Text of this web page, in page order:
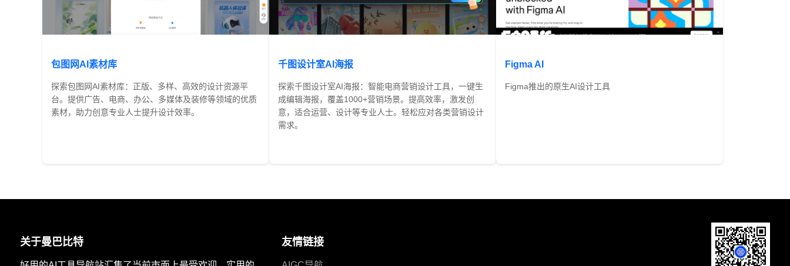
包图网AI素材库
探索包图网AI素材库：正版、多样、高效的设计资源平
台。提供广告、电商、办公、多媒体及装修等领域的优质
素材，助力创意专业人士提升设计效率。
千图设计室AI海报
探索千图设计室AI海报：智能电商营销设计工具，一键生
成编辑海报，覆盖1000+营销场景。提高效率，激发创
意，适合运营、设计等专业人士。轻松应对各类营销设计
需求。
Figma AI
Figma推出的原生AI设计工具
关于曼巴比特 友情链接